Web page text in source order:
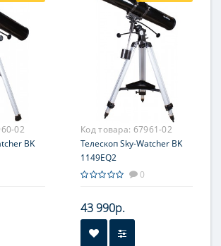
02
BK
Код товара: 67961-02
Телескоп Sky-Watcher BK
1149EQ2
0
43 990р.